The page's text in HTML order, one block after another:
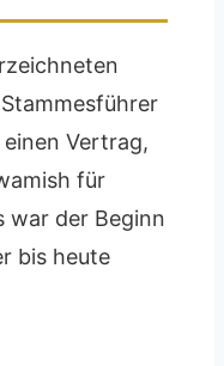
einen Vertrag,
für
war der Beginn
bis heute